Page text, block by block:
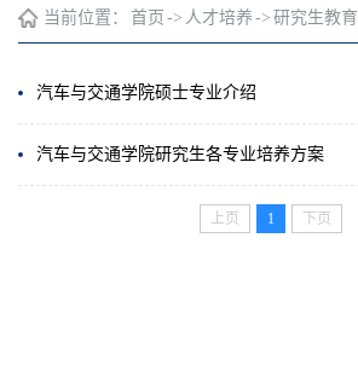
当前位置： 首页 -> 人才培养 -> 研究生教育
汽车与交通学院硕士专业介绍
汽车与交通学院研究生各专业培养方案
上页 1 下页